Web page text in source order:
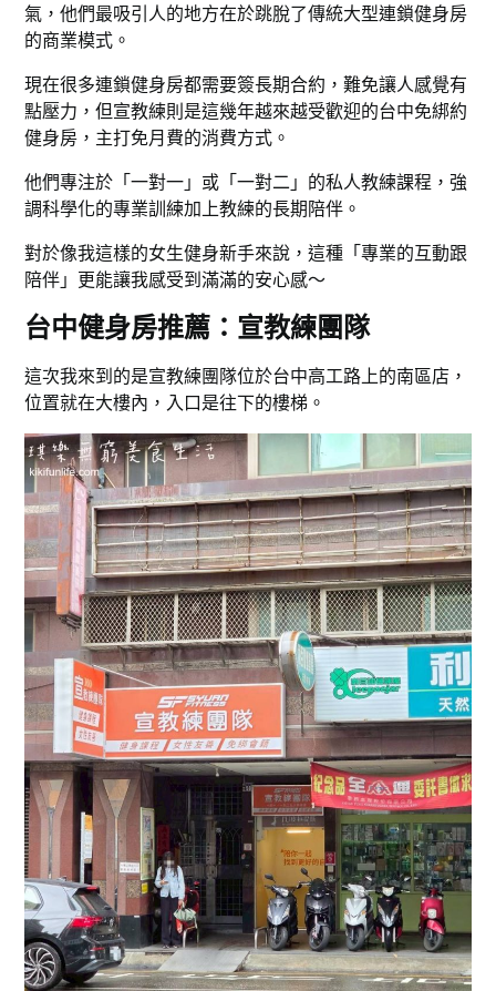
氣，他們最吸引人的地方在於跳脫了傳統大型連鎖健身房
的商業模式。
現在很多連鎖健身房都需要簽長期合約，難免讓人感覺有
點壓力，但宣教練則是這幾年越來越受歡迎的台中免綁約
健身房，主打免月費的消費方式。
他們專注於「一對一」或「一對二」的私人教練課程，強
調科學化的專業訓練加上教練的長期陪伴。
對於像我這樣的女生健身新手來說，這種「專業的互動跟
陪伴」更能讓我感受到滿滿的安心感～
台中健身房推薦：宣教練團隊
這次我來到的是宣教練團隊位於台中高工路上的南區店，
位置就在大樓內，入口是往下的樓梯。